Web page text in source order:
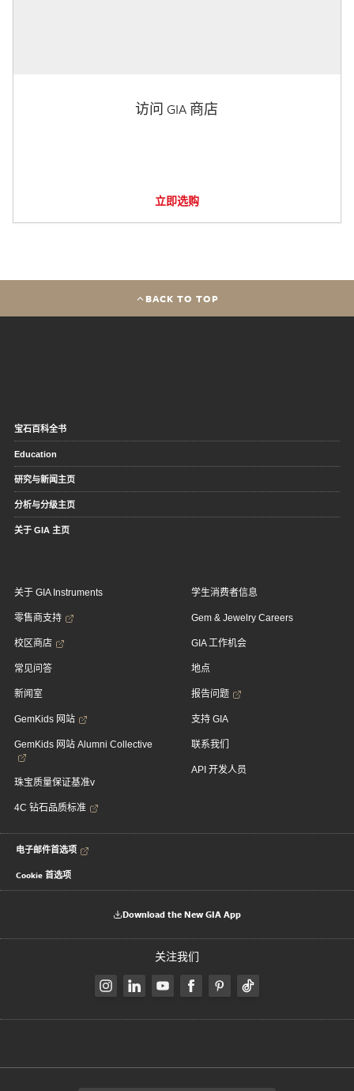
访问 GIA 商店
立即选购
BACK TO TOP
宝石百科全书
Education
研究与新闻主页
分析与分级主页
关于 GIA 主页
关于 GIA Instruments
零售商支持
校区商店
常见问答
新闻室
GemKids 网站
GemKids 网站 Alumni Collective
珠宝质量保证基准v
4C 钻石品质标准
学生消费者信息
Gem & Jewelry Careers
GIA 工作机会
地点
报告问题
支持 GIA
联系我们
API 开发人员
电子邮件首选项
Cookie 首选项
Download the New GIA App
关注我们